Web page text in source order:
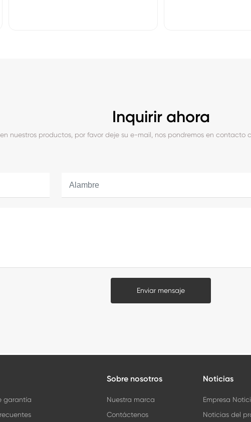
Inquirir ahora
nuestros productos, por favor deje su e-mail, nos pondremos en
Enviar mensaje
garantía
Sobre nosotros
Nuestra marca
Contáctenos
Noticias
Empresa
Noticias del